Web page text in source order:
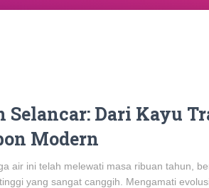
Selancar: Dari Kayu
Modern
air ini telah melewati masa ribuan tahun,
yang sangat canggih. Mengamati